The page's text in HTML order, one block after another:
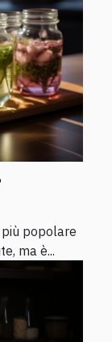
popolare
ma è...